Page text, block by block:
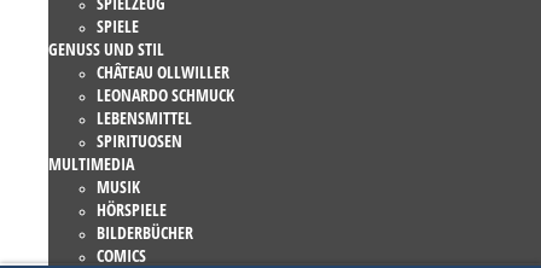
SPIELE
GENUSS UND STIL
CHÂTEAU OLLWILLER
LEONARDO SCHMUCK
LEBENSMITTEL
SPIRITUOSEN
MULTIMEDIA
MUSIK
HÖRSPIELE
BILDERBÜCHER
COMICS